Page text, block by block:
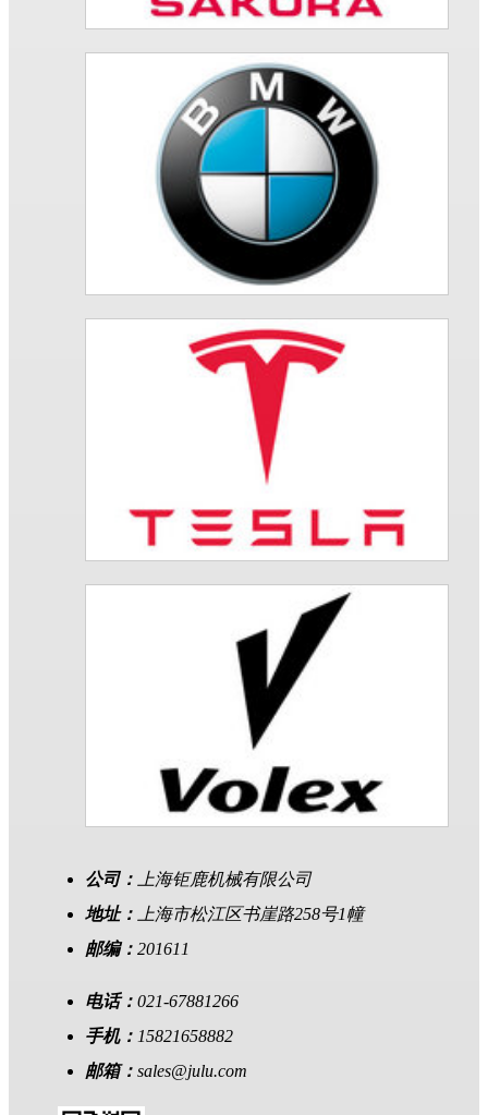
公司：
上海钜鹿机械有限公司
地址：
上海市松江区书崖路258号1幢
邮编： 201611
电话： 021-67881266
手机： 15821658882
邮箱： sales@julu.com